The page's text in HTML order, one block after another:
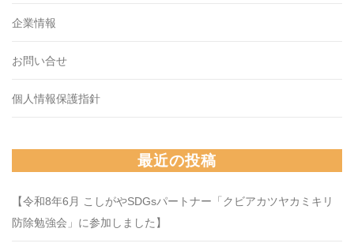
企業情報
お問い合せ
個人情報保護指針
最近の投稿
【令和8年6月 こしがやSDGsパートナー「クビアカツヤカミキリ
防除勉強会」に参加しました】